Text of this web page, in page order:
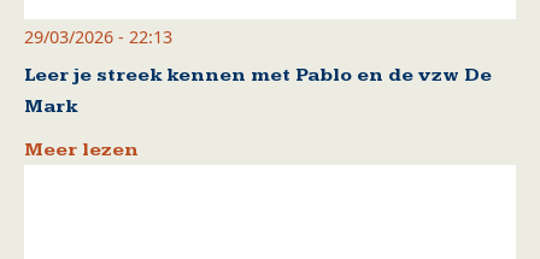
29/03/2026 - 22:13
Leer je streek kennen met Pablo en de vzw De
Mark
Meer lezen